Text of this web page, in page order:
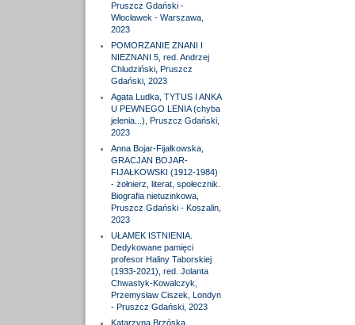
Pruszcz Gdański -
Włocławek - Warszawa,
2023
POMORZANIE ZNANI I
NIEZNANI 5, red. Andrzej
Chludziński, Pruszcz
Gdański, 2023
Agata Ludka, TYTUS I ANKA
U PEWNEGO LENIA (chyba
jelenia...), Pruszcz Gdański,
2023
Anna Bojar-Fijałkowska,
GRACJAN BOJAR-
FIJAŁKOWSKI (1912-1984)
- żołnierz, literat, społecznik.
Biografia nietuzinkowa,
Pruszcz Gdański - Koszalin,
2023
UŁAMEK ISTNIENIA.
Dedykowane pamięci
profesor Haliny Taborskiej
(1933-2021), red. Jolanta
Chwastyk-Kowalczyk,
Przemysław Ciszek, Londyn
- Pruszcz Gdański, 2023
Katarzyna Brzóska,